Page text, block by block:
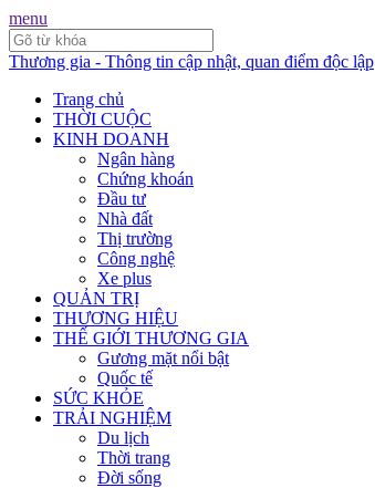
menu
Thương gia - Thông tin cập nhật, quan điểm độc lập
Trang chủ
THỜI CUỘC
KINH DOANH
Ngân hàng
Chứng khoán
Đầu tư
Nhà đất
Thị trường
Công nghệ
Xe plus
QUẢN TRỊ
THƯƠNG HIỆU
THẾ GIỚI THƯƠNG GIA
Gương mặt nổi bật
Quốc tế
SỨC KHỎE
TRẢI NGHIỆM
Du lịch
Thời trang
Đời sống